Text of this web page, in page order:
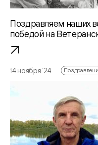
Поздравляем наших
победой на
14 ноября ‘24